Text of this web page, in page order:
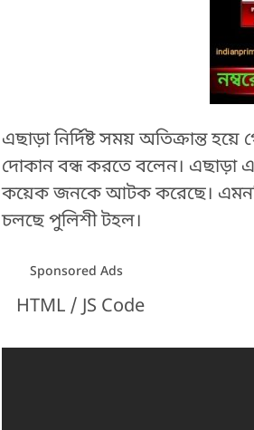
এছাড়া নির্দিষ্ট সময় অতিক্রান্ত
দোকান বন্ধ করতে বলেন। এছাড়া
কয়েক জনকে আটক করেছে।
চলছে পুলিশী টহল।
Sponsored Ads
HTML / JS Code